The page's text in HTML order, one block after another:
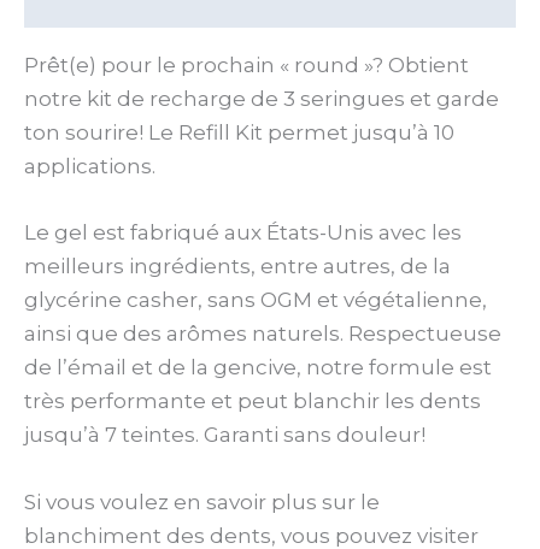
Prêt(e) pour le prochain « round »? Obtient
notre kit de recharge de 3 seringues et garde
ton sourire! Le Refill Kit permet jusqu’à 10
applications.
Le gel est fabriqué aux États-Unis avec les
meilleurs ingrédients, entre autres, de la
glycérine casher, sans OGM et végétalienne,
ainsi que des arômes naturels. Respectueuse
de l’émail et de la gencive, notre formule est
très performante et peut blanchir les dents
jusqu’à 7 teintes. Garanti sans douleur!
Si vous voulez en savoir plus sur le
blanchiment des dents, vous pouvez visiter